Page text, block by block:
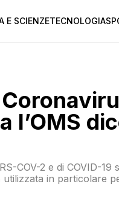
E SCIENZETECNOLOGIA
l’OMS
COV-2 e di COVID-
in particolare